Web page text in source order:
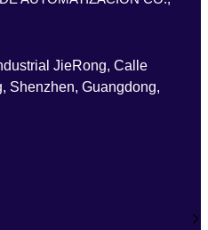
JieRong, Calle
Shenzhen, Guangdong,